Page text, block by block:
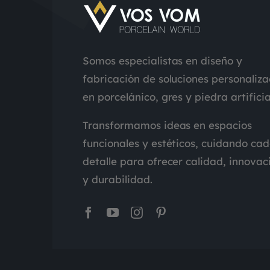
Somos especialistas en diseño y
fabricación de soluciones
en porcelánico, gres y piedra
Transformamos ideas en espacios
funcionales y estéticos, cuidando
detalle para ofrecer calidad,
y durabilidad.